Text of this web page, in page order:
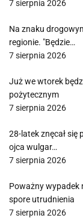
7 sierpnia 2026
Na znaku
regionie. "Będzie…
7 sierpnia 2026
Już we wtorek
pożytecznym
7 sierpnia 2026
28-latek znęcał się
ojca wulgar…
7 sierpnia 2026
Poważny wypadek
spore utrudnienia
7 sierpnia 2026